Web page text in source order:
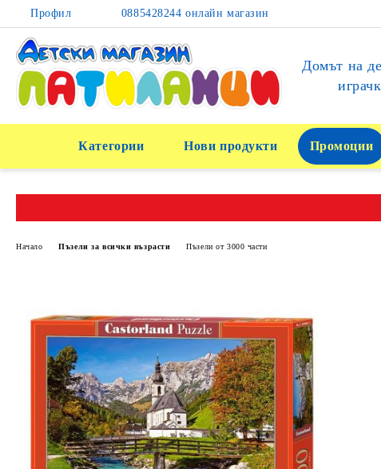
Профил 0885428244 онлайн магазин
Домът на
Категории Нови продукти Промоции
Начало Пъзели за всички възрасти Пъзели от 3000 части